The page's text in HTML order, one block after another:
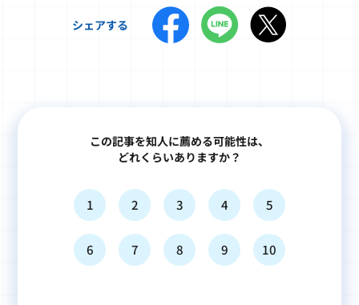
シェアする
この記事を知人に薦める可能性は、
どれくらいありますか？
1 2 3 4 5
6 7 8 9 10